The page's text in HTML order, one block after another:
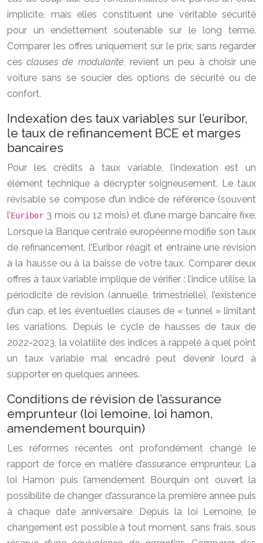
implicite, mais elles constituent une véritable sécurité
pour un endettement soutenable sur le long terme.
Comparer les offres uniquement sur le prix, sans regarder
cesclauses de modularité, revient un peu à choisir une
voiture sans se soucier des options de sécurité ou de
confort.
Indexation des taux variables sur l’euribor,
le taux de refinancement BCE et marges
bancaires
Pour les crédits à taux variable, l’indexation est un
élément technique à décrypter soigneusement. Le taux
révisable se compose d’un indice de référence (souvent
l’Euribor 3 mois ou 12 mois) et d’une marge bancaire fixe.
Lorsque la Banque centrale européenne modifie son taux
de refinancement, l’Euribor réagit et entraîne une révision
à la hausse ou à la baisse de votre taux. Comparer deux
offres à taux variable implique de vérifier : l’indice utilisé, la
périodicité de révision (annuelle, trimestrielle), l’existence
d’un cap, et les éventuelles clauses de « tunnel » limitant
les variations. Depuis le cycle de hausses de taux de
2022-2023, la volatilité des indices a rappelé à quel point
un taux variable mal encadré peut devenir lourd à
supporter en quelques années.
Conditions de révision de l’assurance
emprunteur (loi lemoine, loi hamon,
amendement bourquin)
Les réformes récentes ont profondément changé le
rapport de force en matière d’assurance emprunteur. La
loi Hamon puis l’amendement Bourquin ont ouvert la
possibilité de changer d’assurance la première année puis
à chaque date anniversaire. Depuis la loi Lemoine, le
changement est possible à tout moment, sans frais, sous